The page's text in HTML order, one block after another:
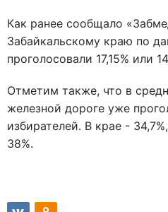
Как ранее сообщало
Забайкальскому краю по
проголосовали 17,15% или
Отметим также, что в
железной дороге уже
избирателей. В крае -
38%.